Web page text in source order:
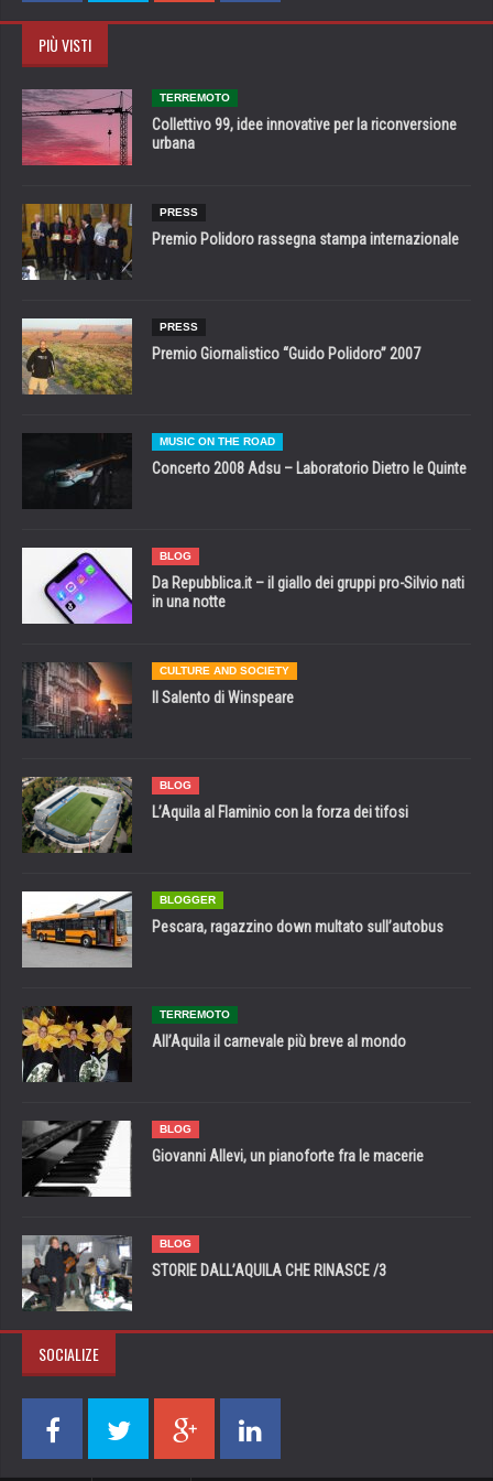
PIÙ VISTI
TERREMOTO
Collettivo 99, idee innovative per la riconversione
urbana
PRESS
Premio Polidoro rassegna stampa internazionale
PRESS
Premio Giornalistico “Guido Polidoro” 2007
MUSIC ON THE ROAD
Concerto 2008 Adsu – Laboratorio Dietro le Quinte
BLOG
Da Repubblica.it – il giallo dei gruppi pro-Silvio nati
in una notte
CULTURE AND SOCIETY
Il Salento di Winspeare
BLOG
L’Aquila al Flaminio con la forza dei tifosi
BLOGGER
Pescara, ragazzino down multato sull’autobus
TERREMOTO
All’Aquila il carnevale più breve al mondo
BLOG
Giovanni Allevi, un pianoforte fra le macerie
BLOG
STORIE DALL’AQUILA CHE RINASCE /3
SOCIALIZE